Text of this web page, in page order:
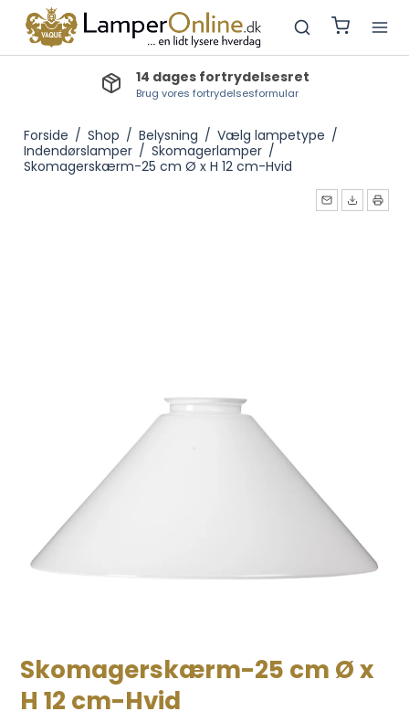
14 dages fortrydelsesret
Brug vores fortrydelsesformular
Forside / Shop / Belysning / Vælg lampetype /
Indendørslamper / Skomagerlamper /
Skomagerskærm-25 cm Ø x H 12 cm-Hvid
Skomagerskærm-25 cm Ø x
H 12 cm-Hvid